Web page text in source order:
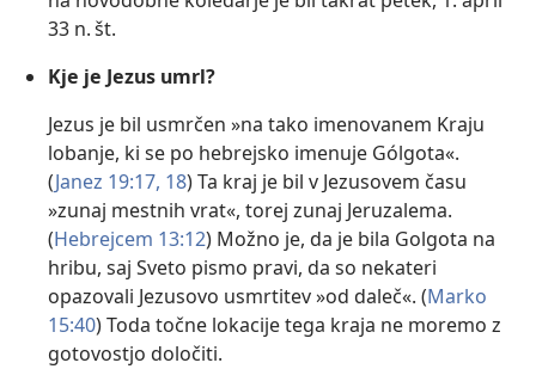
33 n. št.
Kje je Jezus umrl?
Jezus je bil usmrčen »na tako imenovanem Kraju
lobanje, ki se po hebrejsko imenuje Gólgota«.
(Janez 19:17, 18) Ta kraj je bil v Jezusovem času
»zunaj mestnih vrat«, torej zunaj Jeruzalema.
(Hebrejcem 13:12) Možno je, da je bila Golgota na
hribu, saj Sveto pismo pravi, da so nekateri
opazovali Jezusovo usmrtitev »od daleč«. (Marko
15:40) Toda točne lokacije tega kraja ne moremo z
gotovostjo določiti.